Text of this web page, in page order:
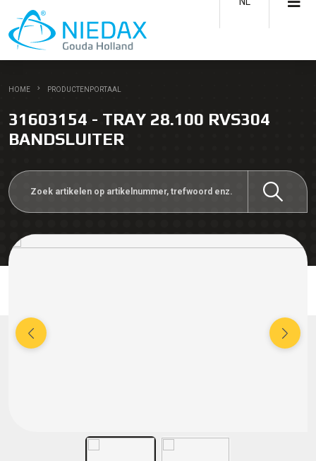
HOME PRODUCTENPORTAAL
31603154 - TRAY 28.100 RVS304
BANDSLUITER